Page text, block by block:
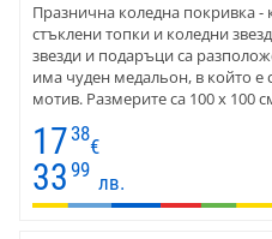
Празнична коледна покривка -
стъклени топки и коледни
звезди и подаръци са
има чуден медальон, в който е
мотив. Размерите са 100 х 100
подходящ подарък за Коледа и
17 38
€
33 99
лв.